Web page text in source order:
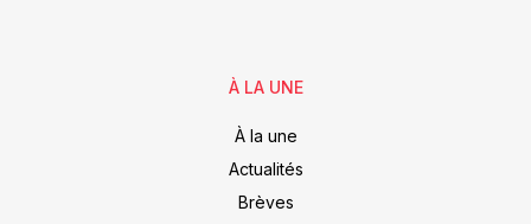
À LA UNE
À la une
Actualités
Brèves